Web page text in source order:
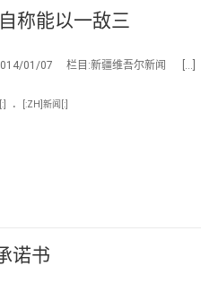
称能以一敌三
:2014/01/07 栏目:新疆维吾尔新闻 […]
. [:ZH]新闻[:]
诺书